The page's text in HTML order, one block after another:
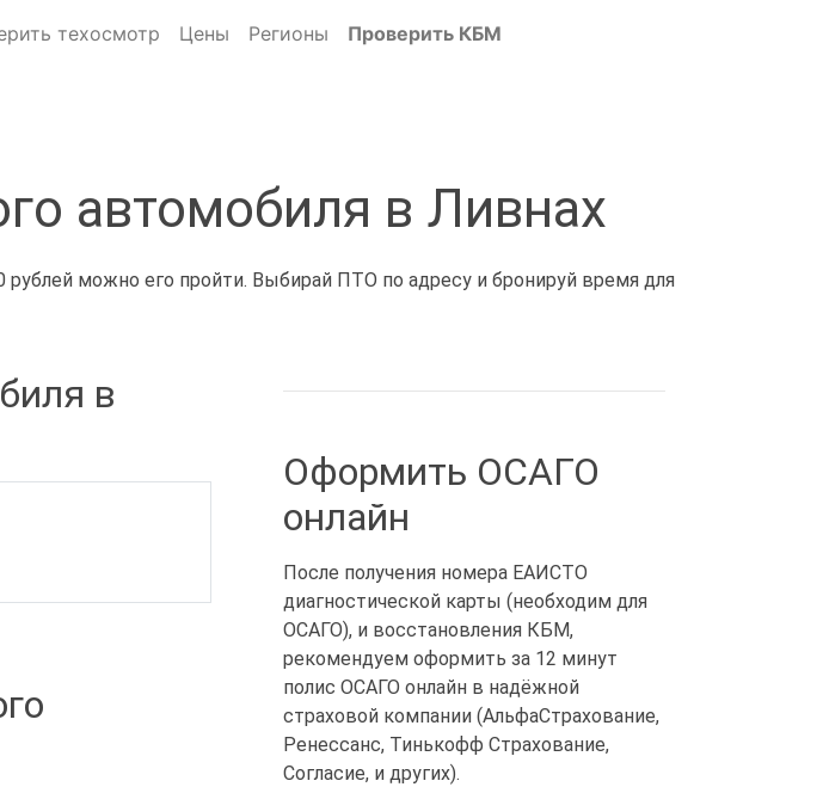
техосмотр Цены Регионы Проверить КБМ
автомобиля в Ливнах
можно его пройти. Выбирай ПТО по адресу и бронируй время для
в
Оформить ОСАГО
онлайн
После получения номера ЕАИСТО
диагностической карты (необходим для
ОСАГО), и восстановления КБМ,
рекомендуем оформить за 12 минут
полис ОСАГО онлайн в надёжной
страховой компании (АльфаСтрахование,
Ренессанс, Тинькофф Страхование,
Согласие, и других).